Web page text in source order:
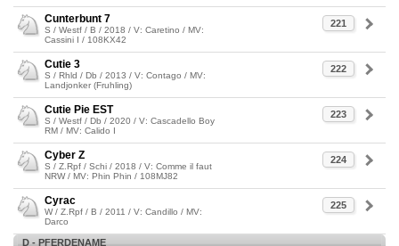
221
Cunterbunt 7
S / Westf / B / 2018 / V: Caretino / MV:
Cassini I / 108KX42
222
Cutie 3
S / Rhld / Db / 2013 / V: Contago / MV:
Landjonker (Fruhling)
223
Cutie Pie EST
S / Westf / Db / 2020 / V: Cascadello Boy
RM / MV: Calido I
224
Cyber Z
S / Z.Rpf / Schi / 2018 / V: Comme il faut
NRW / MV: Phin Phin / 108MJ82
225
Cyrac
W / Z.Rpf / B / 2011 / V: Candillo / MV:
Darco
D - PFERDENAME